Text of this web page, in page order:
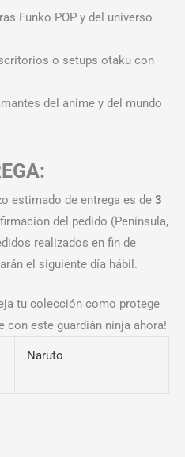
Funko POP y del universo
o setups otaku con
del anime y del mundo
estimado de entrega es de 3
del pedido (Península,
realizados en fin de
el siguiente día hábil.
tu colección como protege
con este guardián ninja ahora!
Naruto